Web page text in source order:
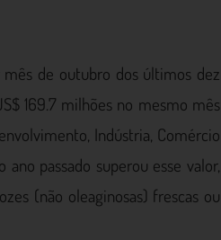
de outubro dos últimos dez
169.7 milhões no mesmo mês
Indústria, Comércio
passado superou esse valor,
(não oleaginosas) frescas ou